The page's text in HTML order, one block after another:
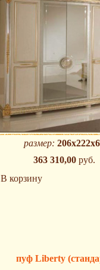
размер:
363 310,00 руб.
В корзину
пуф Liberty